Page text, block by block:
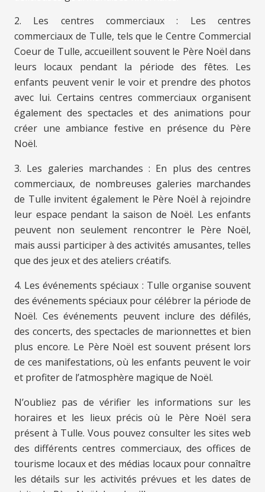
2. Les centres commerciaux : Les centres
commerciaux de Tulle, tels que le Centre Commercial
Coeur de Tulle, accueillent souvent le Père Noël dans
leurs locaux pendant la période des fêtes. Les
enfants peuvent venir le voir et prendre des photos
avec lui. Certains centres commerciaux organisent
également des spectacles et des animations pour
créer une ambiance festive en présence du Père
Noël.
3. Les galeries marchandes : En plus des centres
commerciaux, de nombreuses galeries marchandes
de Tulle invitent également le Père Noël à rejoindre
leur espace pendant la saison de Noël. Les enfants
peuvent non seulement rencontrer le Père Noël,
mais aussi participer à des activités amusantes, telles
que des jeux et des ateliers créatifs.
4. Les événements spéciaux : Tulle organise souvent
des événements spéciaux pour célébrer la période de
Noël. Ces événements peuvent inclure des défilés,
des concerts, des spectacles de marionnettes et bien
plus encore. Le Père Noël est souvent présent lors
de ces manifestations, où les enfants peuvent le voir
et profiter de l’atmosphère magique de Noël.
N’oubliez pas de vérifier les informations sur les
horaires et les lieux précis où le Père Noël sera
présent à Tulle. Vous pouvez consulter les sites web
des différents centres commerciaux, des offices de
tourisme locaux et des médias locaux pour connaître
les détails sur les activités prévues et les dates de